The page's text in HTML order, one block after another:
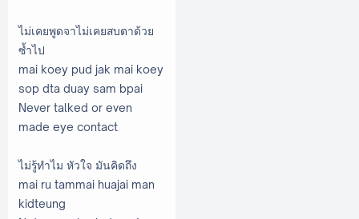
ไม่เคยพูดจาไม่เคยสบตาด้วย
ซ้ำไป
mai koey pud jak mai koey
sop dta duay sam bpai
Never talked or even
made eye contact
ไม่รู้ทำไม หัวใจ มันคิดถึง
mai ru tammai huajai man
kidteung